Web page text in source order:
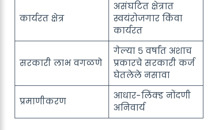
कार्यरत क्षेत्र
असंघटित क्षेत्रात
स्वयंरोजगार किंवा
कार्यरत
सरकारी लाभ वगळणे
गेल्या ५ वर्षांत अशाच
प्रकारचे सरकारी कर्ज
घेतलेले नसावा
प्रमाणीकरण
आधार-लिंक्ड नोंदणी
अनिवार्य